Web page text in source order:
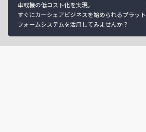
車載機の低コスト化を実現。
すぐにカーシェアビジネスを始められるプラット
フォームシステムを活用してみませんか？